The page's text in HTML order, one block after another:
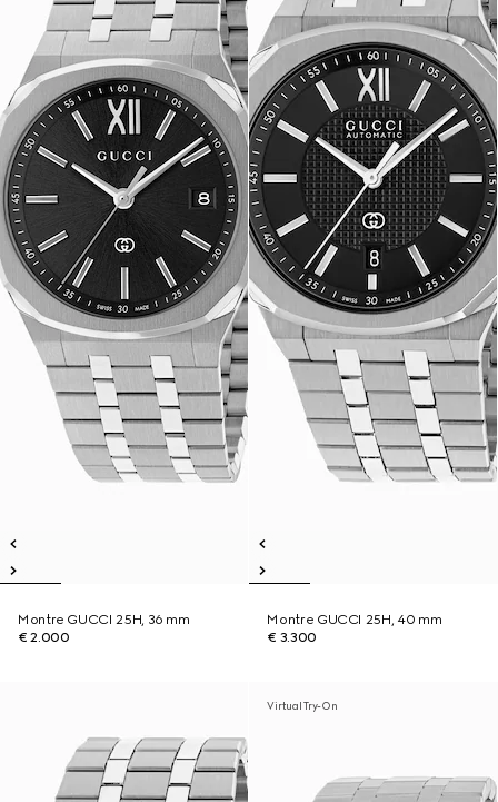
Montre GUCCI 25H, 36 mm
€ 2.000
Montre GUCCI 25H, 40 mm
€ 3.300
Virtual Try-On